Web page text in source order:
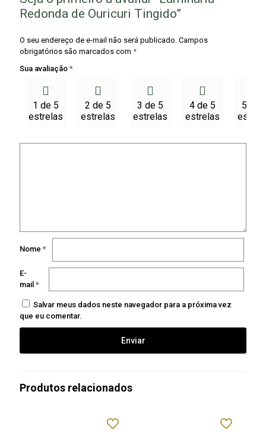
Redonda de Ouricuri Tingido”
O seu endereço de e-mail não será publicado. Campos
obrigatórios são marcados com *
Sua avaliação *
1 de 5
estrelas
2 de 5
estrelas
3 de 5
estrelas
4 de 5
estrelas
5 de
Nome *
E-
mail *
Salvar meus dados neste navegador para a próxima vez
que eu comentar.
Produtos relacionados